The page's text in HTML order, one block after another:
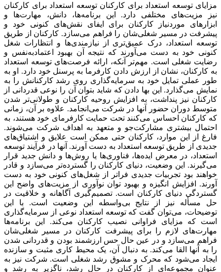
مزایای توسعه استعداد برای کارکنان توسعه استعداد برای کارکنان
نیز مزیت‌‌‌های مختلفی دارد. این برنامه‌‌‌ها، دانش، مهارت‌‌‌ها و
ابزارهای موردنیاز کارکنان برای ایفای نقش‌‌‌های کنونی خود و
پیشرفت در مسیر شغلی‌‌‌شان را فراهم می‌‌‌سازد. کارکنان از طریق
توسعه استعداد، درک عمیق‌‌‌تری از نیازمندی‌‌‌ها و انتظارات شغل
کنونی خود به دست می‌‌‌آورند که نتیجه آن بهبود اعتماد‌‌‌به‌‌‌نفس و
رضایت شغلی است. مهم‌‌‌تر آنکه، ارائه فرصت‌‌‌های توسعه استعداد
به کارکنان، نشان از ارزش دادن کارفرما به پرسنل خود دارد. او به
طور عملی تمایل خود به سرمایه‌‌‌گذاری روی رشد کارکنانش را به
نمایش می‌‌‌گذارد. این بها دادن که شاید بتوان آن را نوعی قدردانی از
کارکنان نیز پنداشت، به افزایش روحیه کارکنان و طولانی‌‌‌تر شدن
متوسط دوران حضور آنها در شرکت می‌‌‌انجامد. علاوه بر آن، زمانی
که کارکنان احساس می‌‌‌کنند تحت حمایت کارفرمای خود هستند، به
احتمال بیشتری مشارکت‌‌‌جو و متعهد به اهداف شرکت می‌‌‌شوند.
فارغ از این موارد، کارکنان حتی ممکن است علایق و اشتیاق‌‌‌های
جدیدی از طریق توسعه استعداد به دست آورند. آنها در فرآیند توسعه
استعداد، در معرض ایده‌‌‌ها، فناوری‌‌‌ها یا روش‌‌‌ها و دانش جدید قرار
می‌‌‌گیرند. این وضعیت، دنیای کارکنان را گسترده‌‌‌تر می‌‌‌سازد و قادر
خواهند بود تجربیات جدیدی فراتر از شغل‌‌‌های کنونی خود به دست
آورند. افزایش انگیزه و بهبود توان نوآوری از مزیت‌‌‌های واضح این
گستردگی دنیای کارکنان است. تصمیم‌‌‌گیری آگاهانه و خلاقیت در
حل مسأله نیز از نتایج بی‌‌‌واسطه این وضعیت است. با این
توضیحات، می‌‌‌توان گفت که توسعه استعداد نوعی از سرمایه‌‌‌گذاری
است که مزایای فراوانی نصیب کارکنان می‌‌‌کند. این برنامه‌‌‌ها
مهارت‌‌‌های لازم را برای پیشرفت کارکنان در مسیر شغلی‌‌‌شان
فراهم می‌‌‌سازد و در عین حال حس ارزشمند بودن و قدردانی شدن
را به آنها القا می‌‌‌کند. به دنبال آن، یک محیط کاری مثبت و سازنده
ایجاد می‌شود که محرک و مشوق رشد شغلی است. شرکت نیز به
عنوان مجموعه‌‌‌ای از کارکنان در حال رشد، ناگزیر به رشد و